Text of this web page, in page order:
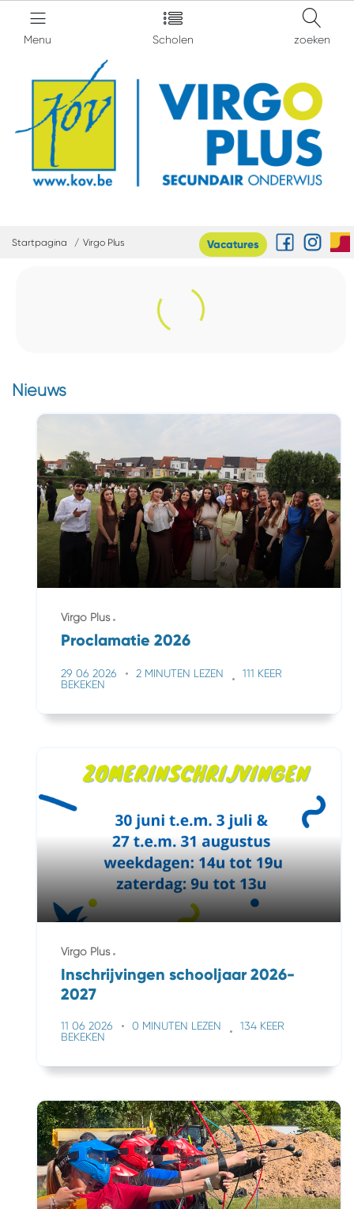
Menu Scholen zoeken
Startpagina Virgo Plus Vacatures
Nieuws
Virgo Plus
Proclamatie 2026
29 06 2026 2 MINUTEN LEZEN
111 KEER
BEKEKEN
Virgo Plus
Inschrijvingen schooljaar 2026-
2027
11 06 2026 0 MINUTEN LEZEN
134 KEER
BEKEKEN